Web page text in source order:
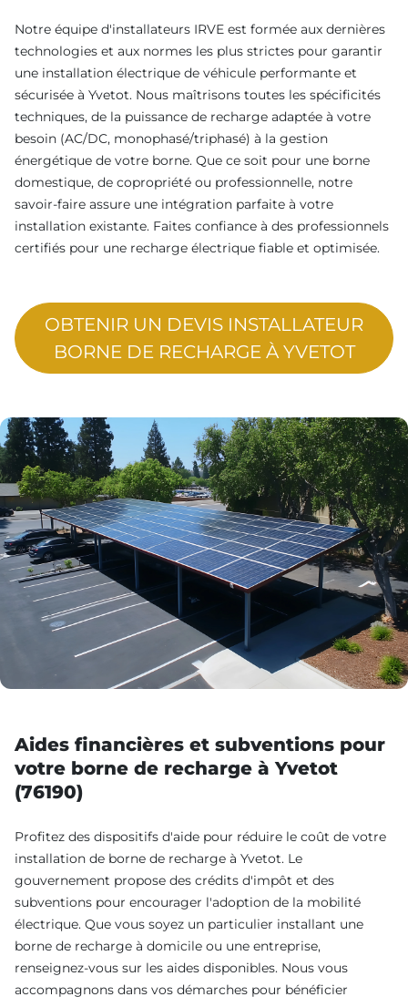
Notre équipe d'installateurs IRVE est formée aux dernières
technologies et aux normes les plus strictes pour garantir
une installation électrique de véhicule performante et
sécurisée à Yvetot. Nous maîtrisons toutes les spécificités
techniques, de la puissance de recharge adaptée à votre
besoin (AC/DC, monophasé/triphasé) à la gestion
énergétique de votre borne. Que ce soit pour une borne
domestique, de copropriété ou professionnelle, notre
savoir-faire assure une intégration parfaite à votre
installation existante. Faites confiance à des professionnels
certifiés pour une recharge électrique fiable et optimisée.
OBTENIR UN DEVIS INSTALLATEUR
BORNE DE RECHARGE À YVETOT
Aides financières et subventions pour
votre borne de recharge à Yvetot
(76190)
Profitez des dispositifs d'aide pour réduire le coût de votre
installation de borne de recharge à Yvetot. Le
gouvernement propose des crédits d'impôt et des
subventions pour encourager l'adoption de la mobilité
électrique. Que vous soyez un particulier installant une
borne de recharge à domicile ou une entreprise,
renseignez-vous sur les aides disponibles. Nous vous
accompagnons dans vos démarches pour bénéficier